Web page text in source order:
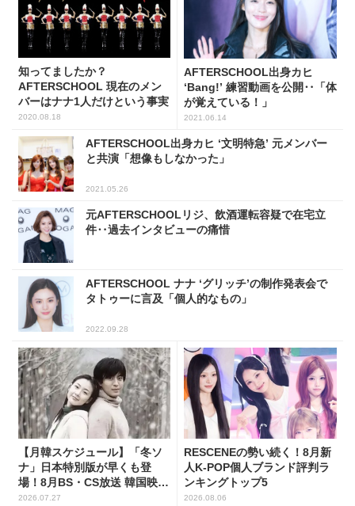
知ってましたか？
AFTERSCHOOL 現在のメン
バーはナナ1人だけという事実
2020.08.18
AFTERSCHOOL出身カヒ
‘Bang!’ 練習動画を公開‥「体
が覚えている！」
2021.06.14
AFTERSCHOOL出身カヒ ‘文明特急’ 元メンバー
と共演「想像もしなかった」
2021.05.26
元AFTERSCHOOLリジ、飲酒運転容疑で在宅立
件‥過去インタビューの痛惜
AFTERSCHOOL ナナ ‘グリッチ’の制作発表会で
タトゥーに言及「個人的なもの」
2022.09.28
【月韓スケジュール】「冬ソ
ナ」日本特別版が早くも登
場！8月BS・CS放送 韓国映画
(全109選)
2026.07.27
RESCENEの勢い続く！8月新
人K-POP個人ブランド評判ラ
ンキングトップ5
2026.08.06